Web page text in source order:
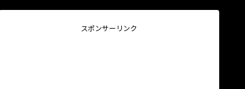
スポンサーリンク